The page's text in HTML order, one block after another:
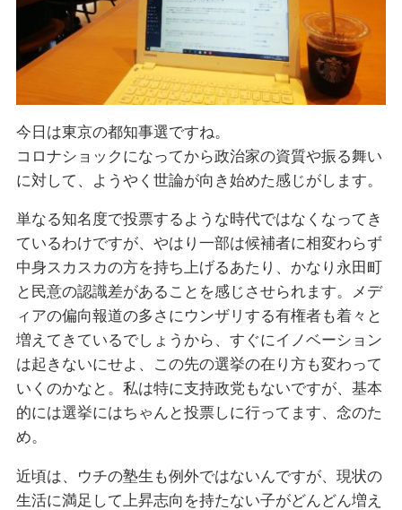
今日は東京の都知事選ですね。
コロナショックになってから政治家の資質や振る舞い
に対して、ようやく世論が向き始めた感じがします。
単なる知名度で投票するような時代ではなくなってき
ているわけですが、やはり一部は候補者に相変わらず
中身スカスカの方を持ち上げるあたり、かなり永田町
と民意の認識差があることを感じさせられます。メデ
ィアの偏向報道の多さにウンザリする有権者も着々と
増えてきているでしょうから、すぐにイノベーション
は起きないにせよ、この先の選挙の在り方も変わって
いくのかなと。私は特に支持政党もないですが、基本
的には選挙にはちゃんと投票しに行ってます、念のた
め。
近頃は、ウチの塾生も例外ではないんですが、現状の
生活に満足して上昇志向を持たない子がどんどん増え